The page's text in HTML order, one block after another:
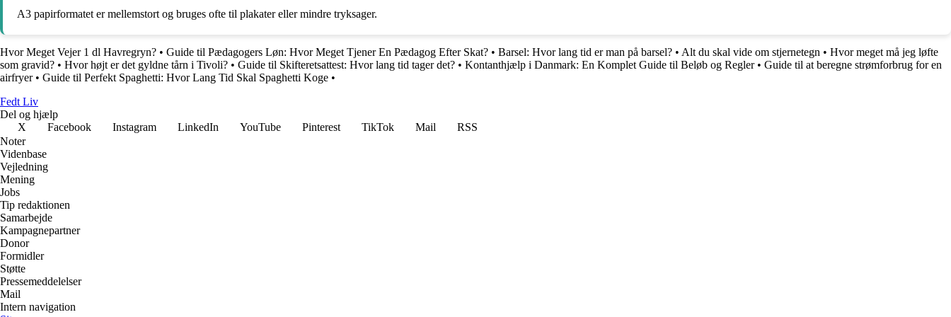
A3 papirformatet er mellemstort og bruges ofte til plakater eller mindre tryksager.
Hvor Meget Vejer 1 dl Havregryn? • Guide til Pædagogers Løn: Hvor Meget Tjener En Pædagog Efter Skat? • Barsel: Hvor lang tid er man på barsel? • Alt du skal vide om stjernetegn • Hvor meget må jeg løfte
som gravid? • Hvor højt er det gyldne tårn i Tivoli? • Guide til Skifteretsattest: Hvor lang tid tager det? • Kontanthjælp i Danmark: En Komplet Guide til Beløb og Regler• Guide til at beregne strømforbrug for en
airfryer• Guide til Perfekt Spaghetti: Hvor Lang Tid Skal Spaghetti Koge •
Fedt Liv
Del og hjælp
X
Facebook Instagram LinkedIn YouTube Pinterest TikTok Mail
RSS
Noter
Videnbase
Vejledning
Mening
Jobs
Tip redaktionen
Samarbejde
Kampagnepartner
Donor
Formidler
Støtte
Pressemeddelelser
Mail
Intern navigation